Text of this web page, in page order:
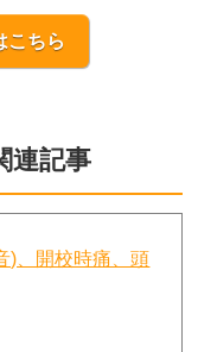
こちら
連記事
)、開校時痛、頭